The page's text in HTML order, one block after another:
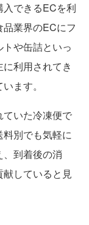
できるECを利
業界のECにフ
や缶詰といっ
利用されてき
ます。
いた冷凍便で
別でも気軽に
到着後の消
していると見